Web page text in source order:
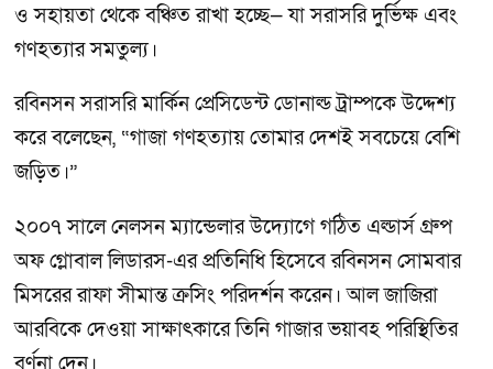
ও সহায়তা থেকে বঞ্চিত রাখা হচ্ছে— যা সরাসরি দুর্ভিক্ষ এবং
গণহত্যার সমতুল্য।
রবিনসন সরাসরি মার্কিন প্রেসিডেন্ট ডোনাল্ড ট্রাম্পকে উদ্দেশ্য
করে বলেছেন, “গাজা গণহত্যায় তোমার দেশই সবচেয়ে বেশি
জড়িত।”
২০০৭ সালে নেলসন ম্যান্ডেলার উদ্যোগে গঠিত এল্ডার্স গ্রুপ
অফ গ্লোবাল লিডারস-এর প্রতিনিধি হিসেবে রবিনসন সোমবার
মিসরের রাফা সীমান্ত ক্রসিং পরিদর্শন করেন। আল জাজিরা
আরবিকে দেওয়া সাক্ষাৎকারে তিনি গাজার ভয়াবহ পরিস্থিতির